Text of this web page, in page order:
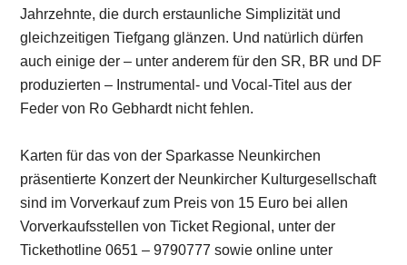
Jahrzehnte, die durch erstaunliche Simplizität und
gleichzeitigen Tiefgang glänzen. Und natürlich dürfen
auch einige der – unter anderem für den SR, BR und DF
produzierten – Instrumental- und Vocal-Titel aus der
Feder von Ro Gebhardt nicht fehlen.
Karten für das von der Sparkasse Neunkirchen
präsentierte Konzert der Neunkircher Kulturgesellschaft
sind im Vorverkauf zum Preis von 15 Euro bei allen
Vorverkaufsstellen von Ticket Regional, unter der
Tickethotline 0651 – 9790777 sowie online unter